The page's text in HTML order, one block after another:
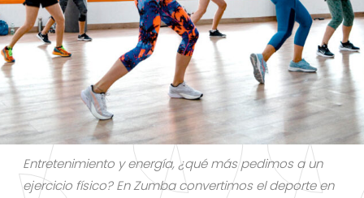
pedimos a un
el deporte en
Un pie en la clase de Zumba y ¡adiós
negativas! Necesitas implicar al